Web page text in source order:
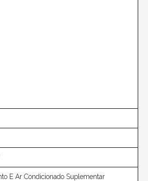
E Ar Condicionado Suplementar